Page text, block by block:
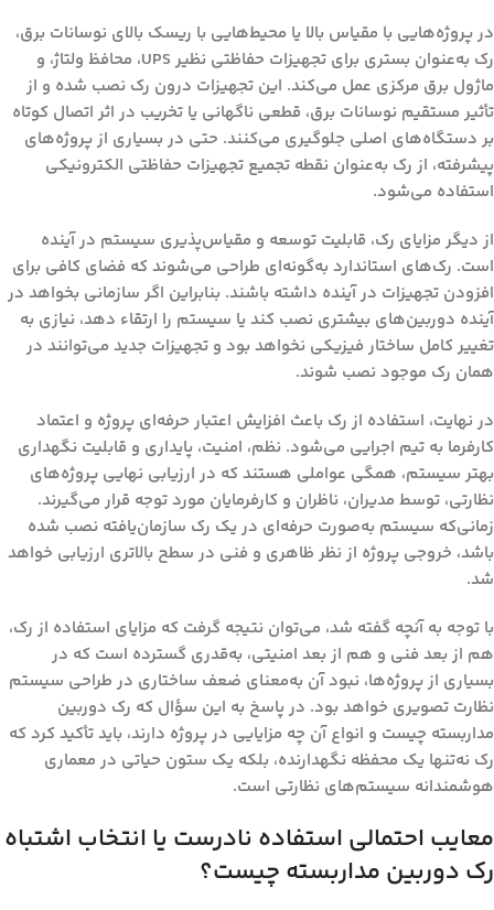
در پروژه‌هایی با مقیاس بالا یا محیط‌هایی با ریسک بالای نوسانات برق،
رک به‌عنوان بستری برای
تجهیزات حفاظتی نظیر UPS، محافظ ولتاژ، و
ماژول برق مرکزی عمل می‌کند. این تجهیزات درون رک نصب شده و از
تأثیر مستقیم نوسانات برق، قطعی ناگهانی یا تخریب در اثر اتصال کوتاه
بر دستگاه‌های اصلی جلوگیری می‌کنند. حتی در بسیاری از پروژه‌های
پیشرفته، از رک به‌عنوان نقطه تجمیع تجهیزات حفاظتی الکترونیکی
استفاده می‌شود.
از دیگر مزایای رک، قابلیت توسعه و مقیاس‌پذیری سیستم در آینده
است. رک‌های استاندارد به‌گونه‌ای طراحی می‌شوند که فضای کافی برای
افزودن تجهیزات در آینده داشته باشند. بنابراین اگر سازمانی بخواهد در
آینده دوربین‌های بیشتری نصب کند یا سیستم را ارتقاء دهد، نیازی به
تغییر کامل ساختار فیزیکی نخواهد بود و تجهیزات جدید می‌توانند در
همان رک موجود نصب شوند.
در نهایت، استفاده از رک باعث افزایش اعتبار حرفه‌ای پروژه و اعتماد
کارفرما به تیم اجرایی می‌شود. نظم، امنیت، پایداری و قابلیت نگهداری
بهتر سیستم، همگی عواملی هستند که در ارزیابی نهایی پروژه‌های
نظارتی، توسط مدیران، ناظران و کارفرمایان مورد توجه قرار می‌گیرند.
زمانی‌که سیستم به‌صورت حرفه‌ای در یک رک سازمان‌یافته نصب شده
باشد، خروجی پروژه از نظر ظاهری و فنی در سطح بالاتری ارزیابی خواهد
شد.
با توجه به آنچه گفته شد، می‌توان نتیجه گرفت که مزایای استفاده از رک،
هم از بعد فنی و هم از بعد امنیتی، به‌قدری گسترده است که در
بسیاری از پروژه‌ها، نبود آن به‌معنای ضعف ساختاری در طراحی سیستم
نظارت تصویری خواهد بود. در پاسخ به این سؤال که رک دوربین
مداربسته چیست و انواع آن چه مزایایی در پروژه دارند، باید تأکید کرد که
رک نه‌تنها یک محفظه نگهدارنده، بلکه یک ستون حیاتی در معماری
هوشمندانه سیستم‌های نظارتی است.
معایب احتمالی استفاده نادرست یا انتخاب اشتباه
رک دوربین مداربسته چیست؟